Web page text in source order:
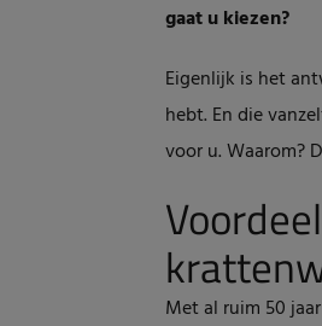
gaat u kiezen?
Eigenlijk is het
hebt. En die
voor u. Waarom?
Met al ruim 50